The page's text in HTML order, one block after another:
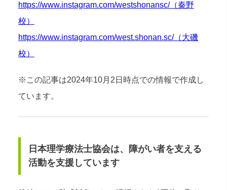
https://www.instagram.com/westshonansc/（秦野
校）
https://www.instagram.com/west.shonan.sc/（大磯
校）
※この記事は2024年10月2日時点での情報で作成し
ています。
日本理学療法士協会は、障がい者を支える
活動を支援しています